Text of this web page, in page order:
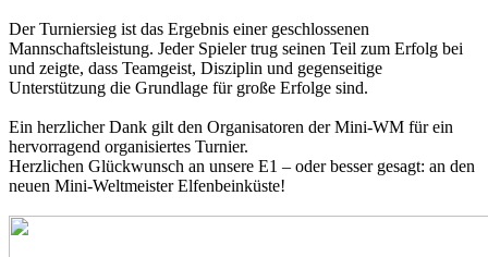
Der Turniersieg ist das Ergebnis einer geschlossenen
Mannschaftsleistung. Jeder Spieler trug seinen Teil zum Erfolg bei
und zeigte, dass Teamgeist, Disziplin und gegenseitige
Unterstützung die Grundlage für große Erfolge sind.
Ein herzlicher Dank gilt den Organisatoren der Mini-WM für ein
hervorragend organisiertes Turnier.
Herzlichen Glückwunsch an unsere E1 – oder besser gesagt: an den
neuen Mini-Weltmeister Elfenbeinküste!